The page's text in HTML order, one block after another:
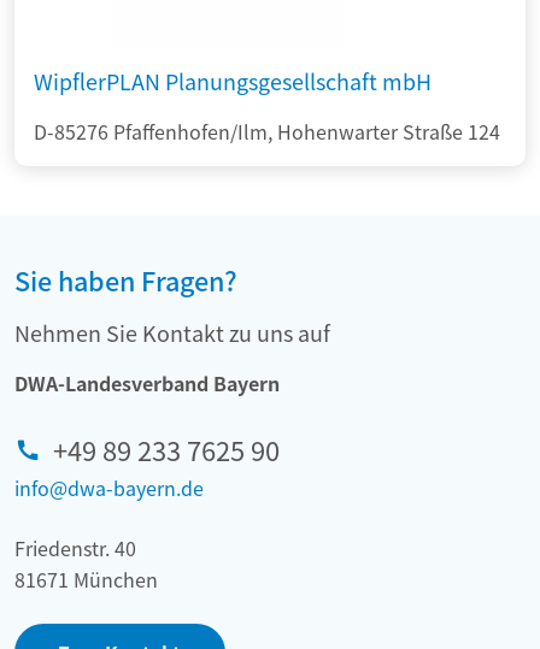
WipflerPLAN Planungsgesellschaft mbH
D-85276 Pfaffenhofen/Ilm, Hohenwarter Straße 124
Sie haben Fragen?
Nehmen Sie Kontakt zu uns auf
DWA-Landesverband Bayern
+49 89 233 7625 90
info@dwa-bayern.de
Friedenstr. 40
81671 München